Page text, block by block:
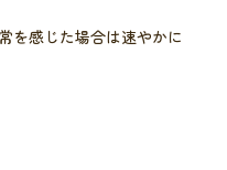
を感じた場合は速やかに